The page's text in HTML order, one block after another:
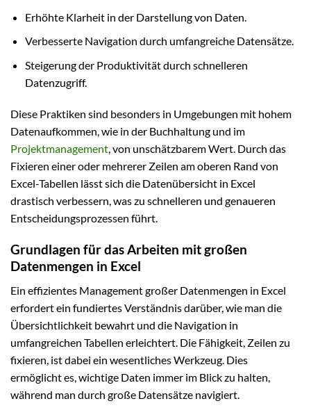
Erhöhte Klarheit in der Darstellung von Daten.
Verbesserte Navigation durch umfangreiche Datensätze.
Steigerung der Produktivität durch schnelleren
Datenzugriff.
Diese Praktiken sind besonders in Umgebungen mit hohem
Datenaufkommen, wie in der Buchhaltung und im
Projektmanagement, von unschätzbarem Wert. Durch das
Fixieren einer oder mehrerer Zeilen am oberen Rand von
Excel-Tabellen lässt sich die Datenübersicht in Excel
drastisch verbessern, was zu schnelleren und genaueren
Entscheidungsprozessen führt.
Grundlagen für das Arbeiten mit großen
Datenmengen in Excel
Ein effizientes Management großer Datenmengen in Excel
erfordert ein fundiertes Verständnis darüber, wie man die
Übersichtlichkeit bewahrt und die Navigation in
umfangreichen Tabellen erleichtert. Die Fähigkeit, Zeilen zu
fixieren, ist dabei ein wesentliches Werkzeug. Dies
ermöglicht es, wichtige Daten immer im Blick zu halten,
während man durch große Datensätze navigiert.